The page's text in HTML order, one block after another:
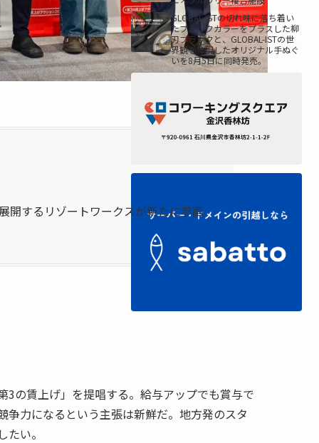
GLOBAL-ISTの切れ味に落ち着い
たブラックカラーをプラスした柳
刃ブラックと、GLOBAL-ISTの世
界観を体現したオリジナル手ぬぐ
いを8月5日に同時発売。
開するリゾートワークスが新たに参画
の賃上げ」を提唱する。給与アップでも賞与で
力になるという主張は新鮮だ。地方発のスタ
い。